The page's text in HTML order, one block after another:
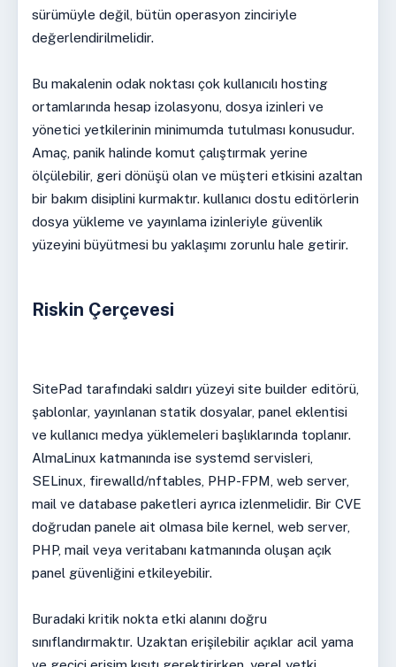
sürümüyle değil, bütün operasyon zinciriyle
değerlendirilmelidir.
Bu makalenin odak noktası çok kullanıcılı hosting
ortamlarında hesap izolasyonu, dosya izinleri ve
yönetici yetkilerinin minimumda tutulması konusudur.
Amaç, panik halinde komut çalıştırmak yerine
ölçülebilir, geri dönüşü olan ve müşteri etkisini azaltan
bir bakım disiplini kurmaktır. kullanıcı dostu editörlerin
dosya yükleme ve yayınlama izinleriyle güvenlik
yüzeyini büyütmesi bu yaklaşımı zorunlu hale getirir.
Riskin Çerçevesi
SitePad tarafındaki saldırı yüzeyi site builder editörü,
şablonlar, yayınlanan statik dosyalar, panel eklentisi
ve kullanıcı medya yüklemeleri başlıklarında toplanır.
AlmaLinux katmanında ise systemd servisleri,
SELinux, firewalld/nftables, PHP-FPM, web server,
mail ve database paketleri ayrıca izlenmelidir. Bir CVE
doğrudan panele ait olmasa bile kernel, web server,
PHP, mail veya veritabanı katmanında oluşan açık
panel güvenliğini etkileyebilir.
Buradaki kritik nokta etki alanını doğru
sınıflandırmaktır. Uzaktan erişilebilir açıklar acil yama